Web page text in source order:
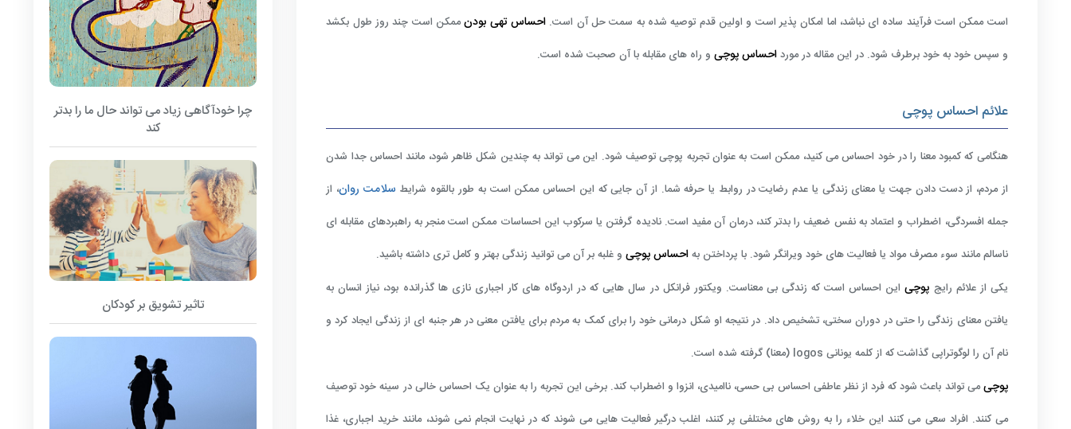
است ممکن است فرآیند ساده ای نباشد، اما امکان پذیر است و اولین قدم توصیه شده به سمت حل آن است. احساس تهی بودنممکن است چند روز طول بکشد
و سپس خود به خود برطرف شود. در این مقاله در مورداحساس پوچی و راه های مقابله با آن صحبت شده است.
علائم احساس پوچی
هنگامی که کمبود معنا را در خود احساس می کنید، ممکن است به عنوان تجربه پوچی توصیف شود. این می تواند به چندین شکل ظاهر شود، مانند احساس جدا شدن
از مردم، از دست دادن جهت یا معنای زندگی یا عدم رضایت در روابط یا حرفه شما. از آن جایی که این احساس ممکن است به طور بالقوه شرایط سلامت روان، از
جمله افسردگی، اضطراب و اعتماد به نفس ضعیف را بدتر کند، درمان آن مفید است. نادیده گرفتن یا سرکوب این احساسات ممکن است منجر به راهبردهای مقابله ای
ناسالم مانند سوء مصرف مواد یا فعالیت های خود ویرانگر شود. با پرداختن بهاحساس پوچی و غلبه بر آن می توانید زندگی بهتر و کامل تری داشته باشید.
یکی از علائم رایج پوچی این احساس است که زندگی بی معناست. ویکتور فرانکل در سال هایی که در اردوگاه های کار اجباری نازی ها گذرانده بود، نیاز انسان به
یافتن معنای زندگی را حتی در دوران سختی، تشخیص داد. در نتیجه او شکل درمانی خود را برای کمک به مردم برای یافتن معنی در هر جنبه ای از زندگی ایجاد کرد و
نام آن را لوگوتراپی گذاشت که از کلمه یونانی logos (معنا) گرفته شده است.
پوچیمی تواند باعث شود که فرد از نظر عاطفی احساس بی حسی، ناامیدی، انزوا و اضطراب کند. برخی این تجربه را به عنوان یک احساس خالی در سینه خود توصیف
می کنند. افراد سعی می کنند این خلاء را به روش های مختلفی پر کنند، اغلب درگیر فعالیت هایی می شوند که در نهایت انجام نمی شوند، مانند خرید اجباری، غذا
چرا خودآگاهی زیاد می تواند حال ما را بدتر
کند
تاثیر تشویق بر کودکان